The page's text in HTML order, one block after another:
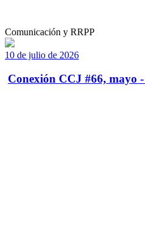
Comunicación y RRPP
10 de julio de 2026
Conexión CCJ #66, mayo